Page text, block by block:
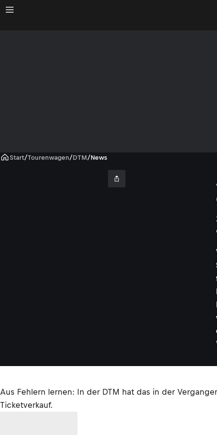
Start/Tourenwagen/DTM/News
Aus Fehlern lernen: In der DTM hat das in der
Ticketverkauf.